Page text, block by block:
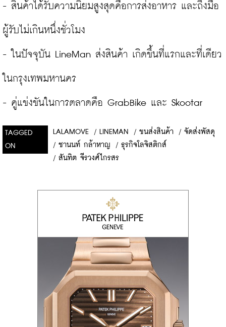
- สินค้าได้รับความนิยมสูงสุดคือการส่งอาหาร และถึงมือ
ผู้รับไม่เกินหนึ่งชั่วโมง
- ในปัจจุบัน LineMan ส่งสินค้า เกิดขึ้นที่แรกและที่เดียว
ในกรุงเทพมหานคร
- คู่แข่งขันในการตลาดคือ GrabBike และ Skootar
TAGGED
ON
LALAMOVE / LINEMAN / ขนส่งสินค้า / จัดส่งพัสดุ
/ ชานนท์ กล้าหาญ / ธุรกิจโลจิสติกส์
/ สันทิต จีรวงศ์ไกรสร